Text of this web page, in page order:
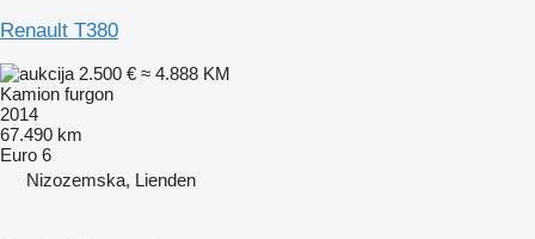
Renault T380
2.500 € ≈ 4.888 KM
Kamion furgon
2014
67.490 km
Euro 6
Nizozemska, Lienden